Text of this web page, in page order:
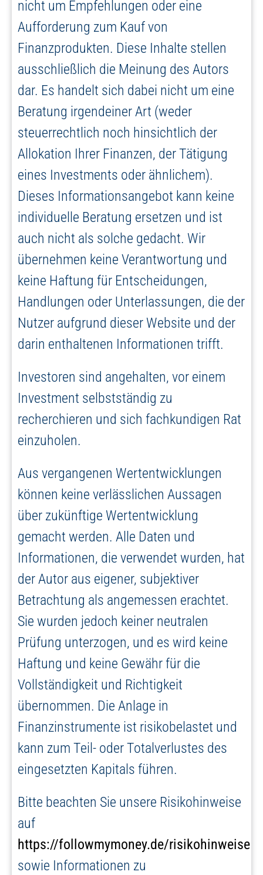
nicht um Empfehlungen oder eine
Aufforderung zum Kauf von
Finanzprodukten. Diese Inhalte stellen
ausschließlich die Meinung des Autors
dar. Es handelt sich dabei nicht um eine
Beratung irgendeiner Art (weder
steuerrechtlich noch hinsichtlich der
Allokation Ihrer Finanzen, der Tätigung
eines Investments oder ähnlichem).
Dieses Informationsangebot kann keine
individuelle Beratung ersetzen und ist
auch nicht als solche gedacht. Wir
übernehmen keine Verantwortung und
keine Haftung für Entscheidungen,
Handlungen oder Unterlassungen, die der
Nutzer aufgrund dieser Website und der
darin enthaltenen Informationen trifft.
Investoren sind angehalten, vor einem
Investment selbstständig zu
recherchieren und sich fachkundigen Rat
einzuholen.
Aus vergangenen Wertentwicklungen
können keine verlässlichen Aussagen
über zukünftige Wertentwicklung
gemacht werden. Alle Daten und
Informationen, die verwendet wurden, hat
der Autor aus eigener, subjektiver
Betrachtung als angemessen erachtet.
Sie wurden jedoch keiner neutralen
Prüfung unterzogen, und es wird keine
Haftung und keine Gewähr für die
Vollständigkeit und Richtigkeit
übernommen. Die Anlage in
Finanzinstrumente ist risikobelastet und
kann zum Teil- oder Totalverlustes des
eingesetzten Kapitals führen.
Bitte beachten Sie unsere Risikohinweise
auf
https://followmymoney.de/risikohinweise
sowie Informationen zu